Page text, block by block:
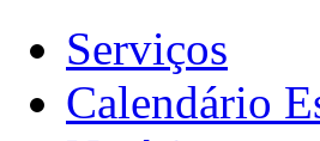
Serviços
Calendário